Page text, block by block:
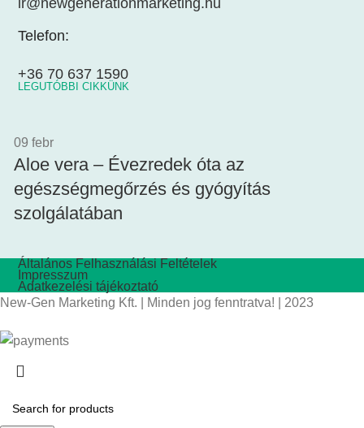
lr@newgenerationmarketing.hu
Telefon:
+36 70 637 1590
LEGUTÓBBI CIKKÜNK
09febr
Aloe vera – Évezredek óta az
egészségmegőrzés és gyógyítás
szolgálatában
Általános Felhasználási Feltételek
Impresszum
Adatkezelési tájékoztató
New-Gen Marketing Kft. | Minden jog fenntratva! | 2023